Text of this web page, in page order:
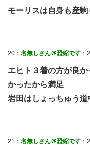
モーリスは自身も産
20： 名無しさん＠恐縮です
エヒト３着の方が良
かったから満足
岩田はしょっちゅう
21： 名無しさん＠恐縮です